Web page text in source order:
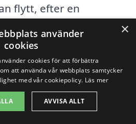
flytt, efter en
underhåll,
hitta rätt städfirma
till ett
pris. Tveka inte att ta
företag för att
×
använder
cookies
cookies för att förbättra
att använda vår webbplats samtycker
med vår cookiepolicy. Läs mer
AVVISA ALLT